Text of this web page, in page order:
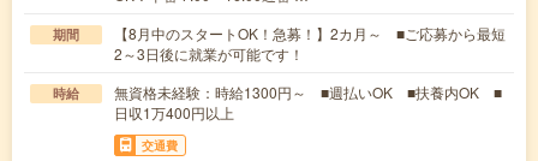
期間
【8月中のスタートOK！急募！】2カ月～ ■ご応募から最短
2～3日後に就業が可能です！
時給
無資格未経験：時給1300円～ ■週払いOK ■扶養内OK ■
日収1万400円以上
交通費